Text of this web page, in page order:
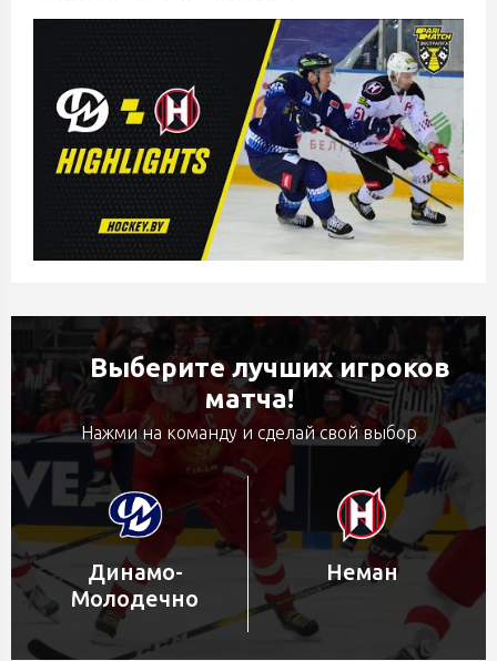
Выберите лучших игроков
матча!
Нажми на команду и сделай свой выбор
Динамо-
Молодечно
Неман